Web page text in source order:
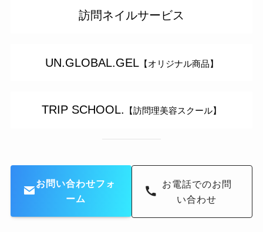
訪問ネイルサービス
UN.GLOBAL.GEL【オリジナル商品】
TRIP SCHOOL. 【訪問理美容スクール】
お問い合わせフォ
ーム
お電話でのお問
い合わせ